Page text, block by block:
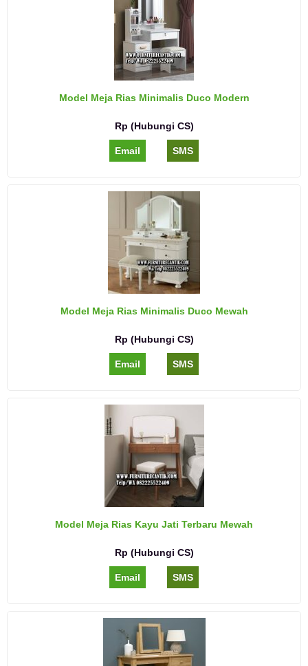
Model Meja Rias Minimalis Duco Modern
Rp (Hubungi CS)
Email SMS
Model Meja Rias Minimalis Duco Mewah
Rp (Hubungi CS)
Email SMS
Model Meja Rias Kayu Jati Terbaru Mewah
Rp (Hubungi CS)
Email SMS